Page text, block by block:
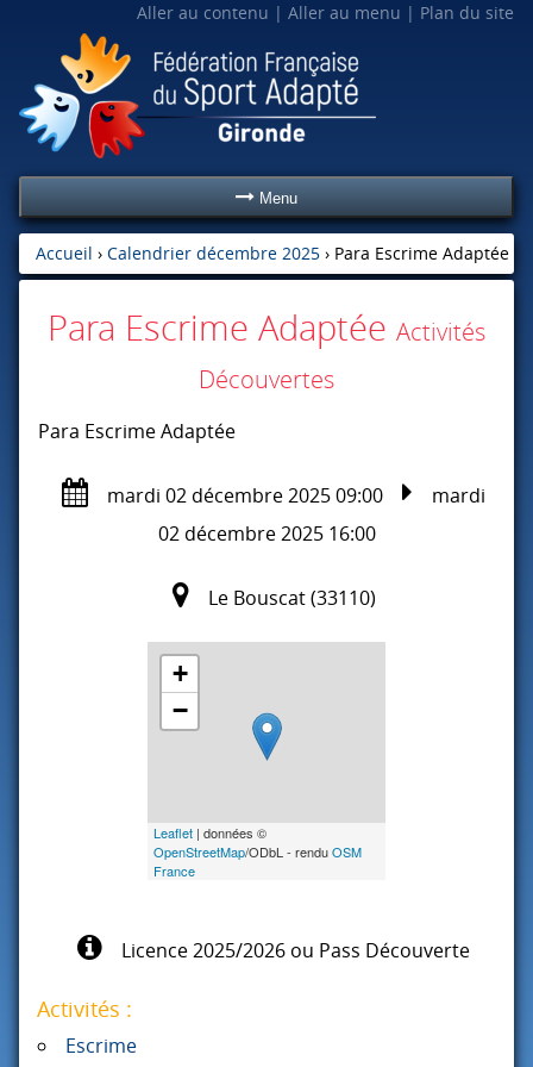
Aller au contenu Aller au menu Plan du site
Menu
Accueil ›Calendrier décembre 2025 › Para Escrime Adaptée
Para Escrime Adaptée Activités
Découvertes
Para Escrime Adaptée
mardi 02 décembre 2025 09:00
mardi
02 décembre 2025 16:00
Le Bouscat (33110)
+
−
Leaflet | données ©
OpenStreetMap/ODbL - renduOSM
France
Licence 2025/2026 ou Pass Découverte
Activités :
Escrime